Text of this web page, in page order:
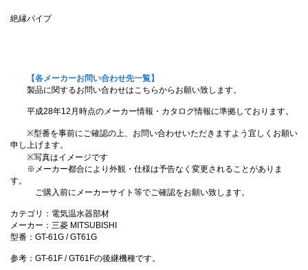
絶縁パイプ
【各メーカーお問い合わせ先一覧】
製品に関するお問い合わせはこちらからお願い致します。
平成28年12月時点のメーカー情報・カタログ情報に準拠しております。
※型番を事前にご確認の上、お問い合わせいただきますよう宜しくお願い
申し上げます。
※写真はイメージです
※メーカー都合により外観・仕様は予告なく変更されることがありま
す。
ご購入前にメーカーサイト等でご確認をお願い致します。
カテゴリ：電気温水器部材
メーカー：三菱 MITSUBISHI
型番：GT-61G / GT61G
参考：GT-61F / GT61Fの後継機種です。